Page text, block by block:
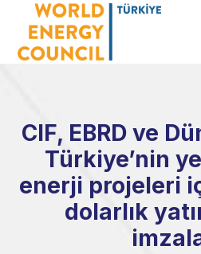
CIF, EBRD ve
Türkiye’nin
enerji projeleri
dolarlık